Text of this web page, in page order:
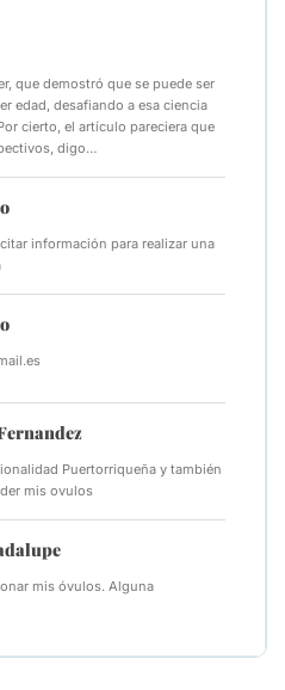
que demostró que se puede ser
edad, desafiando a esa ciencia
cierto, el artículo pareciera que
digo…
información para realizar una
Puertorriqueña y también
mis ovulos
mis óvulos. Alguna